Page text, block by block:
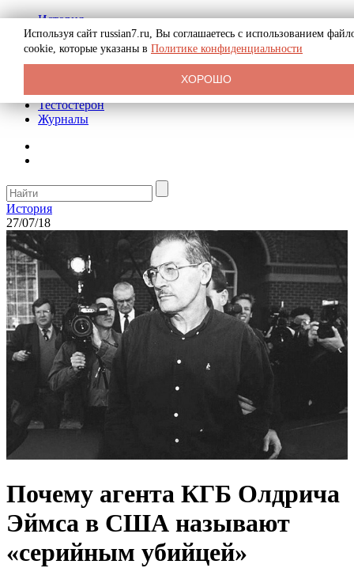
История
Биография
Криминал
Реклама на сайте
Тестостерон
Журналы
История
27/07/18
Почему агента КГБ Олдрича
Эймса в США называют
«серийным убийцей»
Используя сайт russian7.ru, Вы соглашаетесь с использованием
cookie, которые указаны в Политике конфиденциальности
ХОРОШО